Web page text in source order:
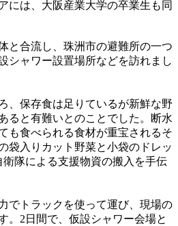
には、大阪産業大学の卒業生も同
と合流し、珠洲市の避難所の一つ
シャワー設置場所などを訪れまし
、保存食は足りているが新鮮な野
ると有難いとのことでした。断水
も食べられる食材が重宝されるそ
袋入りカット野菜と小袋のドレッ
衛隊による支援物資の搬入を手伝
でトラックを使って運び、現場の
。2日間で、仮設シャワー会場と